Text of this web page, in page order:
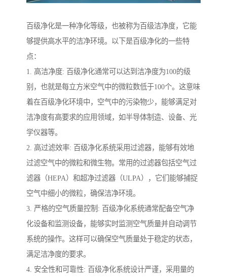
百级净化是一种净化等级，也被称为百级洁净度，它能
够提供高水平的洁净环境。以下是百级净化的一些特
点：
1. 高洁净度: 百级净化通常可以达到洁净度为100的级
别，也就是每立方米空气中的微粒数低于100个。这意味
着在百级净化环境中，空气中的污染物少，能够满足对
洁净度有高要求的应用领域，如半导体制造、设备、光
学仪器等。
2. 高过滤效率: 百级净化系统采用过滤器，能够有效地
过滤空气中的微粒和微生物。常用的过滤器包括空气过
滤器（HEPA）和超净过滤器（ULPA），它们能够捕捉
空气中细小的微粒，确保洁净环境。
3. 严格的空气质量控制: 百级净化系统通常配备空气净
化设备和监测设备，能够实时监测空气质量并自动调节
系统的操作。这样可以确保空气质量处于稳定的状态，
满足洁净度的要求。
4. 安全性和可靠性: 百级净化系统设计严谨，采用量的